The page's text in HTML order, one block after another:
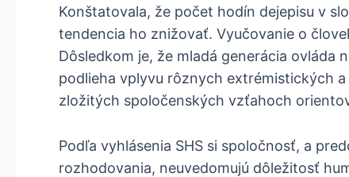
Konštatovala, že počet hodín dejepisu v
tendencia ho znižovať. Vyučovanie o
Dôsledkom je, že mladá generácia ovláda
podlieha vplyvu rôznych extrémistických
zložitých spoločenských vzťahoch
Podľa vyhlásenia SHS si spoločnosť, a
rozhodovania, neuvedomujú dôležitosť